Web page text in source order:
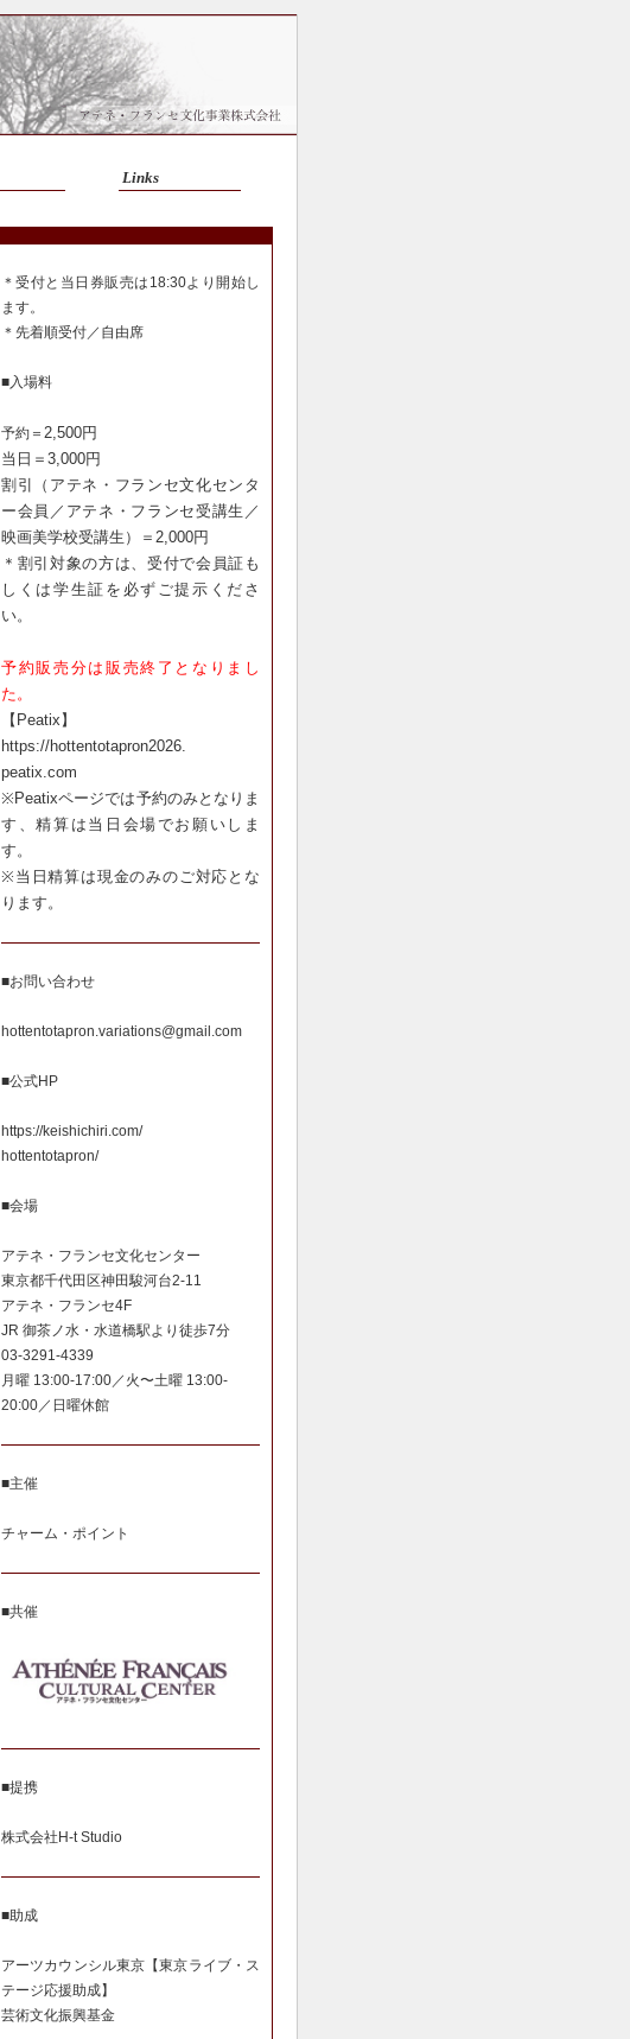
Links
＊受付と当日券販売は18:30より開始し
ます。
＊先着順受付／自由席
■入場料
予約＝ 2,500円
当日＝ 3,000円
割引（アテネ・フランセ文化センタ
ー会員／アテネ・フランセ受講生／
映画美学校受講生）＝ 2,000円
＊割引対象の方は、受付で会員証も
しくは学生証を必ずご提示くださ
い。
予約販売分は販売終了となりまし
た。
【Peatix】
https://hottentotapron2026.
peatix.com
※Peatixページでは予約のみとなりま
す、精算は当日会場でお願いしま
す。
※当日精算は現金のみのご対応とな
ります。
■お問い合わせ
hottentotapron.variations@gmail.com
■公式HP
https://keishichiri.com/
hottentotapron/
■会場
アテネ・フランセ文化センター
東京都千代田区神田駿河台2-11
アテネ・フランセ4F
JR 御茶ノ水・水道橋駅より徒歩7分
03-3291-4339
月曜 13:00-17:00／火〜土曜 13:00-
20:00／日曜休館
■主催
チャーム・ポイント
■共催
■提携
株式会社H-t Studio
■助成
アーツカウンシル東京【東京ライブ・ス
テージ応援助成】
芸術文化振興基金